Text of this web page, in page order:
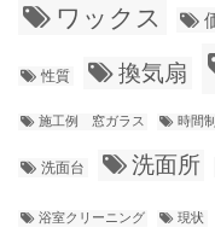
ワックス
性質 換気扇
施工例 窓ガラス 時間制
洗面台 洗面所
浴室クリーニング 現状